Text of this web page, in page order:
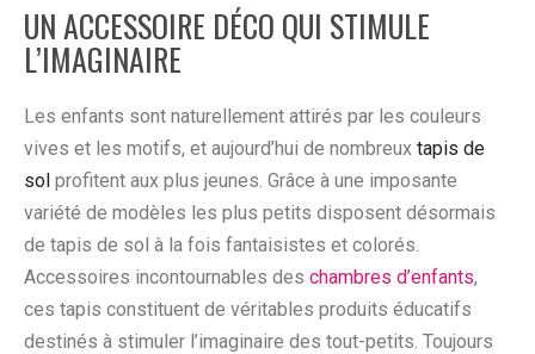
UN ACCESSOIRE DÉCO QUI STIMULE
L’IMAGINAIRE
Les enfants sont naturellement attirés par les couleurs
vives et les motifs, et aujourd’hui de nombreux tapis de
sol profitent aux plus jeunes. Grâce à une imposante
variété de modèles les plus petits disposent désormais
de tapis de sol à la fois fantaisistes et colorés.
Accessoires incontournables des chambres d’enfants,
ces tapis constituent de véritables produits éducatifs
destinés à stimuler l’imaginaire des tout-petits. Toujours